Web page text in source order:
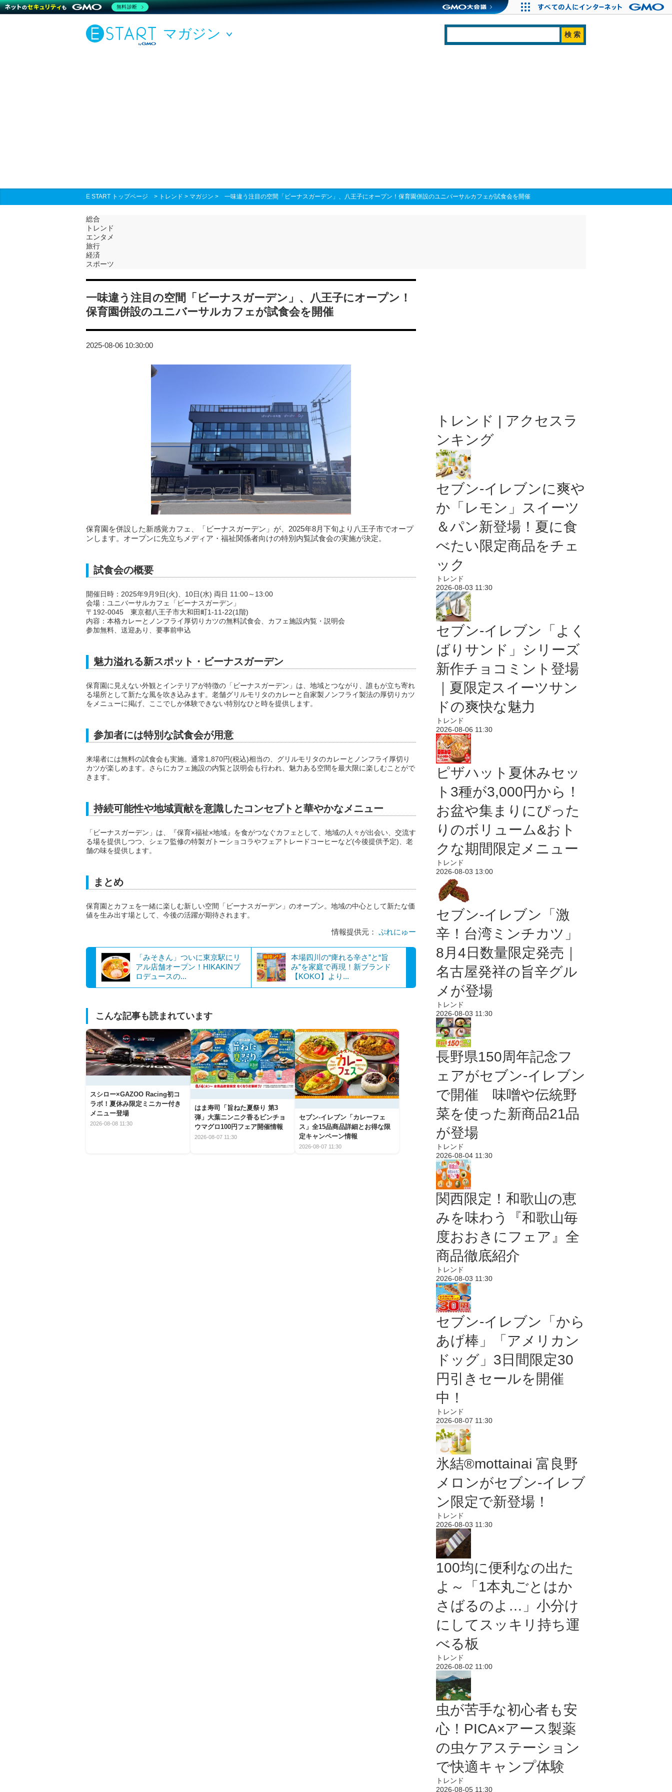
マガジン
E START トップページ > トレンド > マガジン > 一味違う注目の空間「ビーナスガーデン」、八王子にオープン！保育園併設のユニバーサルカフェが試食会を開催
総合
トレンド
エンタメ
旅行
経済
スポーツ
一味違う注目の空間「ビーナスガーデン」、八王子にオープン！
保育園併設のユニバーサルカフェが試食会を開催
2025-08-06 10:30:00
保育園を併設した新感覚カフェ、「ビーナスガーデン」が、2025年8月下旬より八王子市でオープ
ンします。オープンに先立ちメディア・福祉関係者向けの特別内覧試食会の実施が決定。
試食会の概要
開催日時：2025年9月9日(火)、10日(水) 両日 11:00～13:00
会場：ユニバーサルカフェ「ビーナスガーデン」
〒192-0045 東京都八王子市大和田町1-11-22(1階)
内容：本格カレーとノンフライ厚切りカツの無料試食会、カフェ施設内覧・説明会
参加無料、送迎あり、要事前申込
魅力溢れる新スポット・ビーナスガーデン
保育園に見えない外観とインテリアが特徴の「ビーナスガーデン」は、地域とつながり、誰もが立ち寄れ
る場所として新たな風を吹き込みます。老舗グリルモリタのカレーと自家製ノンフライ製法の厚切りカツ
をメニューに掲げ、ここでしか体験できない特別なひと時を提供します。
参加者には特別な試食会が用意
来場者には無料の試食会も実施。通常1,870円(税込)相当の、グリルモリタのカレーとノンフライ厚切り
カツが楽しめます。さらにカフェ施設の内覧と説明会も行われ、魅力ある空間を最大限に楽しむことがで
きます。
持続可能性や地域貢献を意識したコンセプトと華やかなメニュー
「ビーナスガーデン」は、『保育×福祉×地域』を食がつなぐカフェとして、地域の人々が出会い、交流す
る場を提供しつつ、シェフ監修の特製ガトーショコラやフェアトレードコーヒーなど(今後提供予定)、老
舗の味を提供します。
まとめ
保育園とカフェを一緒に楽しむ新しい空間「ビーナスガーデン」のオープン。地域の中心として新たな価
値を生み出す場として、今後の活躍が期待されます。
情報提供元： ぷれにゅー
「みそきん」ついに東京駅にリ
アル店舗オープン！HIKAKINプ
ロデュースの...
本場四川の“痺れる辛さ”と“旨
み”を家庭で再現！新ブランド
【KOKO】より...
こんな記事も読まれています
スシロー×GAZOO Racing初コ
ラボ！夏休み限定ミニカー付き
メニュー登場
2026-08-08 11:30
はま寿司「旨ねた夏祭り 第3
弾」大葉ニンニク香るビンチョ
ウマグロ100円フェア開催情報
2026-08-07 11:30
セブン‐イレブン「カレーフェ
ス」全15品商品詳細とお得な限
定キャンペーン情報
2026-08-07 11:30
トレンド | アクセスラ
ンキング
セブン‐イレブンに爽や
か「レモン」スイーツ
＆パン新登場！夏に食
べたい限定商品をチェ
ック
トレンド
2026-08-03 11:30
セブン‐イレブン「よく
ばりサンド」シリーズ
新作チョコミント登場
｜夏限定スイーツサン
ドの爽快な魅力
トレンド
2026-08-06 11:30
ピザハット夏休みセッ
ト3種が3,000円から！
お盆や集まりにぴった
りのボリューム&おト
クな期間限定メニュー
トレンド
2026-08-03 13:00
セブン-イレブン「激
辛！台湾ミンチカツ」
8月4日数量限定発売｜
名古屋発祥の旨辛グル
メが登場
トレンド
2026-08-03 11:30
長野県150周年記念フ
ェアがセブン-イレブン
で開催 味噌や伝統野
菜を使った新商品21品
が登場
トレンド
2026-08-04 11:30
関西限定！和歌山の恵
みを味わう『和歌山毎
度おおきにフェア』全
商品徹底紹介
トレンド
2026-08-03 11:30
セブン‐イレブン「から
あげ棒」「アメリカン
ドッグ」3日間限定30
円引きセールを開催
中！
トレンド
2026-08-07 11:30
氷結®mottainai 富良野
メロンがセブン‐イレブ
ン限定で新登場！
トレンド
2026-08-03 11:30
100均に便利なの出た
よ～「1本丸ごとはか
さばるのよ…」小分け
にしてスッキリ持ち運
べる板
トレンド
2026-08-02 11:00
虫が苦手な初心者も安
心！PICA×アース製薬
の虫ケアステーション
で快適キャンプ体験
トレンド
2026-08-05 11:30
無料診断